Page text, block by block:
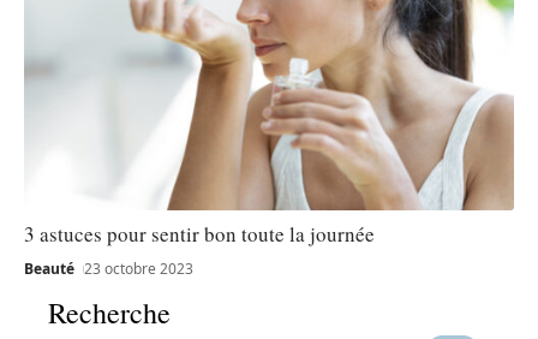
3 astuces pour sentir bon toute la journée
Beauté 23 octobre 2023
Recherche